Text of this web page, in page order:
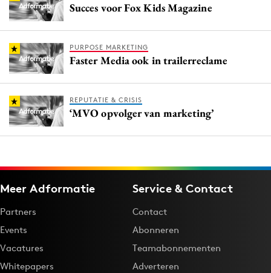
Succes voor Fox Kids Magazine
PURPOSE MARKETING
Faster Media ook in trailerreclame
REPUTATIE & CRISIS
‘MVO opvolger van marketing’
Meer Adformatie
Partners
Events
Vacatures
Whitepapers
Service & Contact
Contact
Abonneren
Teamabonnementen
Adverteren